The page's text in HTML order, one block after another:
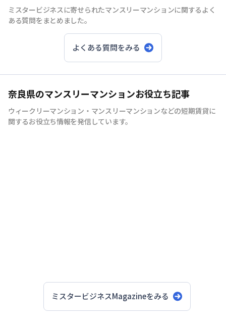
ミスタービジネスに寄せられたマンスリーマンションに関するよく
ある質問をまとめました。
よくある質問をみる
奈良県のマンスリーマンションお役立ち記事
ウィークリーマンション・マンスリーマンションなどの短期賃貸に
関するお役立ち情報を発信しています。
ミスタービジネスMagazineをみる